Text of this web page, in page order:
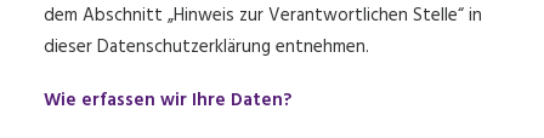
dem Abschnitt „Hinweis zur Verantwortlichen Stelle“ in
dieser Datenschutzerklärung entnehmen.
Wie erfassen wir Ihre Daten?